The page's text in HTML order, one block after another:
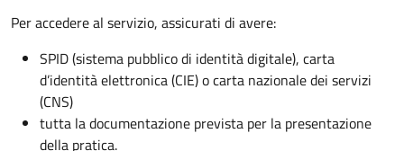
Per accedere al servizio, assicurati di avere:
SPID (sistema pubblico di identità digitale), carta
d’identità elettronica (CIE) o carta nazionale dei servizi
(CNS)
tutta la documentazione prevista per la presentazione
della pratica.